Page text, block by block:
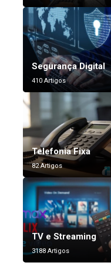
Segurança Digital
410 Artigos
Telefonia Fixa
82 Artigos
TV e Streaming
3188 Artigos